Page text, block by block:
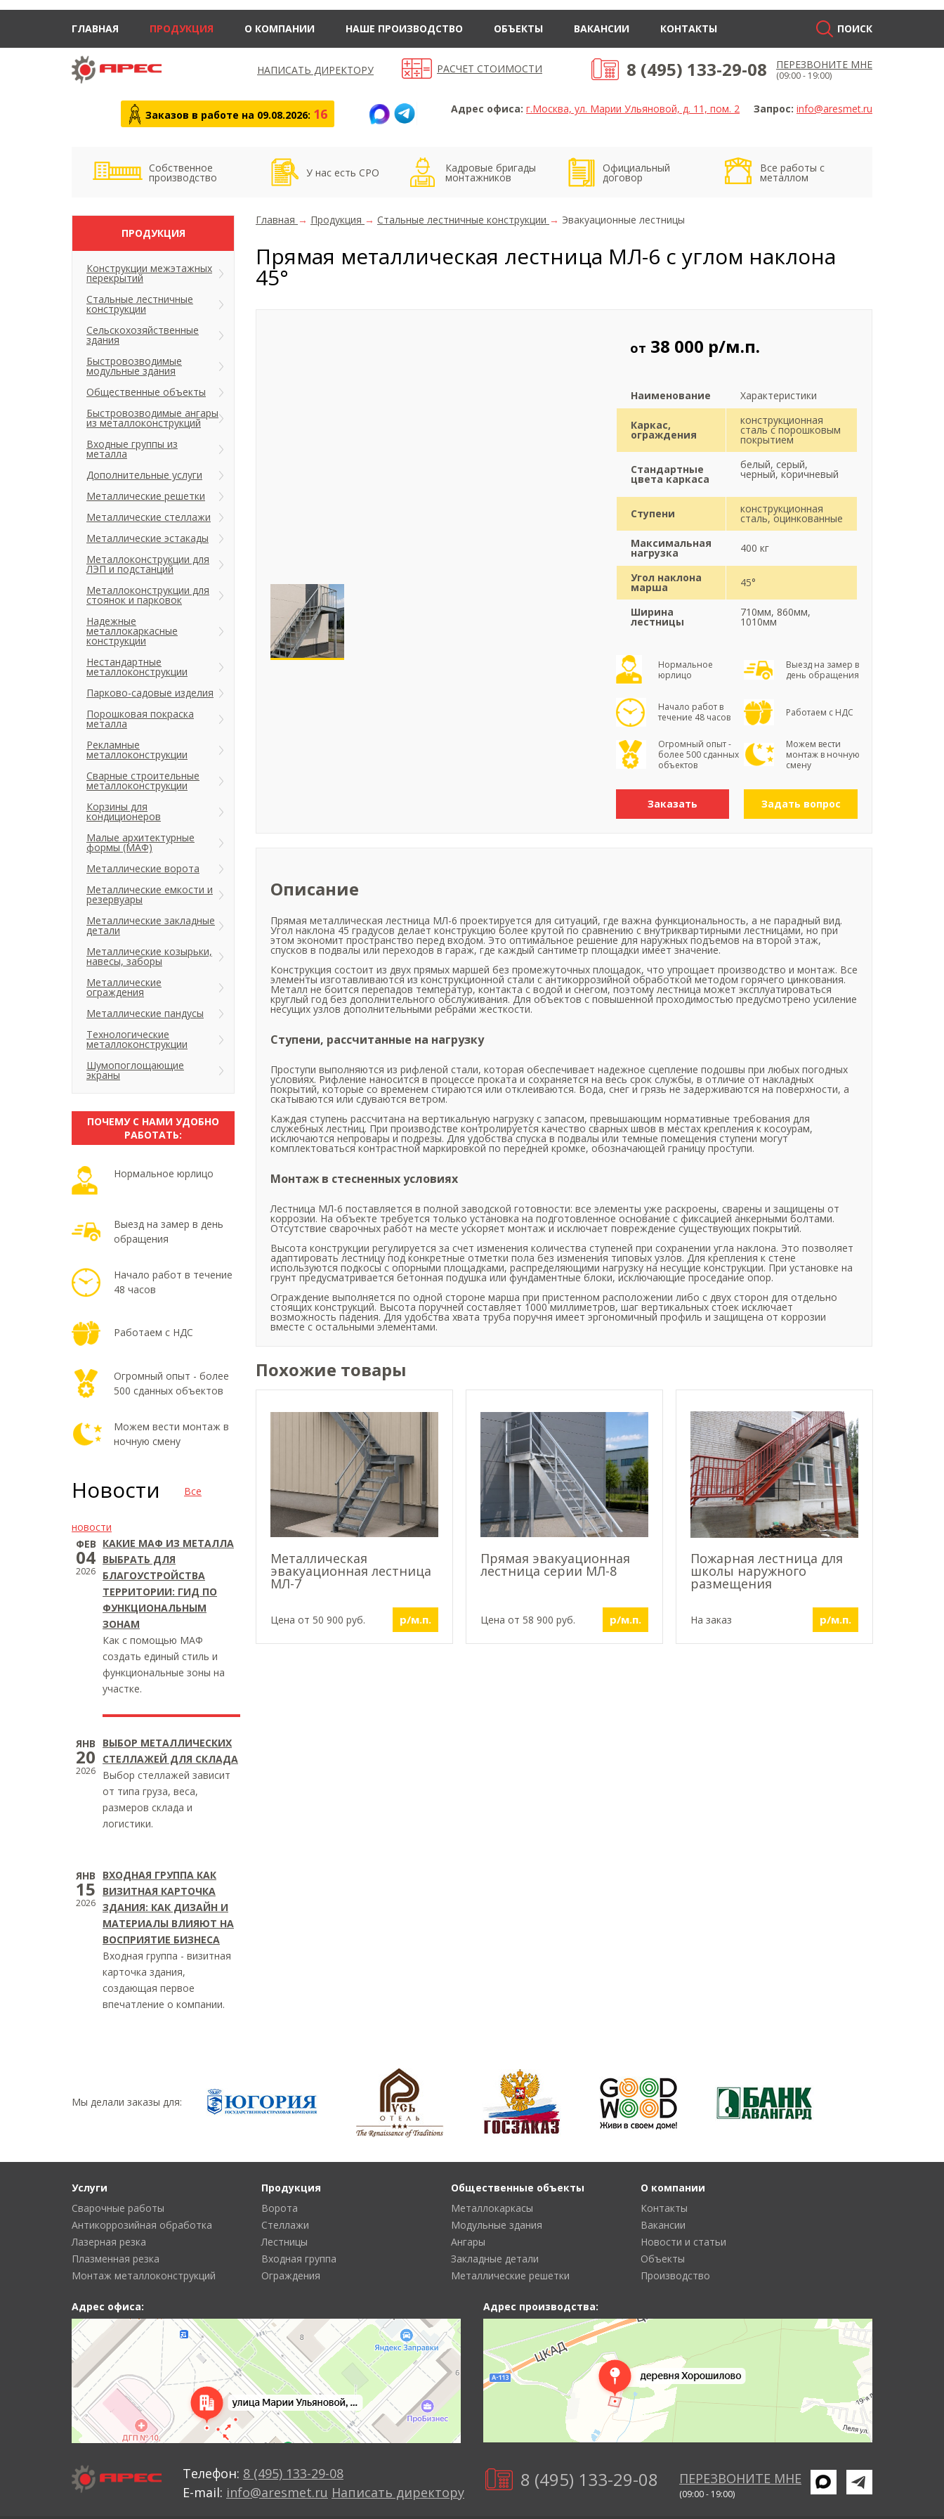
ГЛАВНАЯ ПРОДУКЦИЯ О КОМПАНИИ НАШЕ ПРОИЗВОДСТВО ОБЪЕКТЫ ВАКАНСИИ КОНТАКТЫ ПОИСК
НАПИСАТЬ ДИРЕКТОРУ РАСЧЕТ СТОИМОСТИ 8 (495) 133-29-08 ПЕРЕЗВОНИТЕ МНЕ
(09:00 - 19:00)
Адрес офиса: г.Москва, ул. Марии Ульяновой, д. 11, пом. 2 Запрос: info@aresmet.ru
Заказов в работе на 09.08.2026: 16
Собственное
производство У нас есть СРО Кадровые бригады
монтажников
Официальный
договор
Все работы с
металлом
Главная → Продукция → Стальные лестничные конструкции → Эвакуационные лестницы
Прямая металлическая лестница МЛ-6 с углом наклона
45°
от 38 000 р/м.п.
Наименование Характеристики
Каркас,
ограждения
конструкционная
сталь с порошковым
покрытием
Стандартные
цвета каркаса
белый, серый,
черный, коричневый
Ступени конструкционная
сталь, оцинкованные
Максимальная
нагрузка 400 кг
Угол наклона
марша 45°
Ширина
лестницы
710мм, 860мм,
1010мм
Нормальное
юрлицо
Выезд на замер в
день обращения
Начало работ в
течение 48 часов
Работаем с НДС
Огромный опыт -
более 500 сданных
объектов
Можем вести
монтаж в ночную
смену
Заказать Задать вопрос
Описание
Прямая металлическая лестница МЛ-6 проектируется для ситуаций, где важна функциональность, а не парадный вид.
Угол наклона 45 градусов делает конструкцию более крутой по сравнению с внутриквартирными лестницами, но при
этом экономит пространство перед входом. Это оптимальное решение для наружных подъемов на второй этаж,
спусков в подвалы или переходов в гараж, где каждый сантиметр площадки имеет значение.
Конструкция состоит из двух прямых маршей без промежуточных площадок, что упрощает производство и монтаж. Все
элементы изготавливаются из конструкционной стали с антикоррозийной обработкой методом горячего цинкования.
Металл не боится перепадов температур, контакта с водой и снегом, поэтому лестница может эксплуатироваться
круглый год без дополнительного обслуживания. Для объектов с повышенной проходимостью предусмотрено усиление
несущих узлов дополнительными ребрами жесткости.
Ступени, рассчитанные на нагрузку
Проступи выполняются из рифленой стали, которая обеспечивает надежное сцепление подошвы при любых погодных
условиях. Рифление наносится в процессе проката и сохраняется на весь срок службы, в отличие от накладных
покрытий, которые со временем стираются или отклеиваются. Вода, снег и грязь не задерживаются на поверхности, а
скатываются или сдуваются ветром.
Каждая ступень рассчитана на вертикальную нагрузку с запасом, превышающим нормативные требования для
служебных лестниц. При производстве контролируется качество сварных швов в местах крепления к косоурам,
исключаются непровары и подрезы. Для удобства спуска в подвалы или темные помещения ступени могут
комплектоваться контрастной маркировкой по передней кромке, обозначающей границу проступи.
Монтаж в стесненных условиях
Лестница МЛ-6 поставляется в полной заводской готовности: все элементы уже раскроены, сварены и защищены от
коррозии. На объекте требуется только установка на подготовленное основание с фиксацией анкерными болтами.
Отсутствие сварочных работ на месте ускоряет монтаж и исключает повреждение существующих покрытий.
Высота конструкции регулируется за счет изменения количества ступеней при сохранении угла наклона. Это позволяет
адаптировать лестницу под конкретные отметки пола без изменения типовых узлов. Для крепления к стене
используются подкосы с опорными площадками, распределяющими нагрузку на несущие конструкции. При установке на
грунт предусматривается бетонная подушка или фундаментные блоки, исключающие проседание опор.
Ограждение выполняется по одной стороне марша при пристенном расположении либо с двух сторон для отдельно
стоящих конструкций. Высота поручней составляет 1000 миллиметров, шаг вертикальных стоек исключает
возможность падения. Для удобства хвата труба поручня имеет эргономичный профиль и защищена от коррозии
вместе с остальными элементами.
Похожие товары
Металлическая
эвакуационная лестница
МЛ-7
Цена от 50 900 руб. р/м.п.
Прямая эвакуационная
лестница серии МЛ-8
Цена от 58 900 руб. р/м.п.
Пожарная лестница для
школы наружного
размещения
На заказ р/м.п.
ПРОДУКЦИЯ
Конструкции межэтажных
перекрытий
Стальные лестничные
конструкции
Сельскохозяйственные
здания
Быстровозводимые
модульные здания
Общественные объекты
Быстровозводимые ангары
из металлоконструкций
Входные группы из
металла
Дополнительные услуги
Металлические решетки
Металлические стеллажи
Металлические эстакады
Металлоконструкции для
ЛЭП и подстанций
Металлоконструкции для
стоянок и парковок
Надежные
металлокаркасные
конструкции
Нестандартные
металлоконструкции
Парково-садовые изделия
Порошковая покраска
металла
Рекламные
металлоконструкции
Сварные строительные
металлоконструкции
Корзины для
кондиционеров
Малые архитектурные
формы (МАФ)
Металлические ворота
Металлические емкости и
резервуары
Металлические закладные
детали
Металлические козырьки,
навесы, заборы
Металлические
ограждения
Металлические пандусы
Технологические
металлоконструкции
Шумопоглощающие
экраны
ПОЧЕМУ С НАМИ УДОБНО
РАБОТАТЬ:
Нормальное юрлицо
Выезд на замер в день
обращения
Начало работ в течение
48 часов
Работаем с НДС
Огромный опыт - более
500 сданных объектов
Можем вести монтаж в
ночную смену
Новости Все
новости
ФЕВ
04
2026
КАКИЕ МАФ ИЗ МЕТАЛЛА
ВЫБРАТЬ ДЛЯ
БЛАГОУСТРОЙСТВА
ТЕРРИТОРИИ: ГИД ПО
ФУНКЦИОНАЛЬНЫМ
ЗОНАМ
Как с помощью МАФ
создать единый стиль и
функциональные зоны на
участке.
ЯНВ
20
2026
ВЫБОР МЕТАЛЛИЧЕСКИХ
СТЕЛЛАЖЕЙ ДЛЯ СКЛАДА
Выбор стеллажей зависит
от типа груза, веса,
размеров склада и
логистики.
ЯНВ
15
2026
ВХОДНАЯ ГРУППА КАК
ВИЗИТНАЯ КАРТОЧКА
ЗДАНИЯ: КАК ДИЗАЙН И
МАТЕРИАЛЫ ВЛИЯЮТ НА
ВОСПРИЯТИЕ БИЗНЕСА
Входная группа - визитная
карточка здания,
создающая первое
впечатление о компании.
Мы делали заказы для:
Услуги
Сварочные работы
Антикоррозийная обработка
Лазерная резка
Плазменная резка
Монтаж металлоконструкций
Продукция
Ворота
Стеллажи
Лестницы
Входная группа
Ограждения
Общественные объекты
Металлокаркасы
Модульные здания
Ангары
Закладные детали
Металлические решетки
О компании
Контакты
Вакансии
Новости и статьи
Объекты
Производство
Адрес офиса: Адрес производства:
Телефон: 8 (495) 133-29-08
E-mail: info@aresmet.ru Написать директору
8 (495) 133-29-08 ПЕРЕЗВОНИТЕ МНЕ
(09:00 - 19:00)